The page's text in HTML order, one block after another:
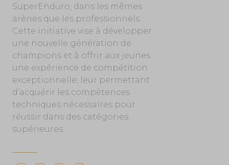
SuperEnduro, dans les mêmes
arènes que les professionnels.
Cette initiative vise à développer
une nouvelle génération de
champions et à offrir aux jeunes
une expérience de compétition
exceptionnelle, leur permettant
d’acquérir les compétences
techniques nécessaires pour
réussir dans des catégories
supérieures.